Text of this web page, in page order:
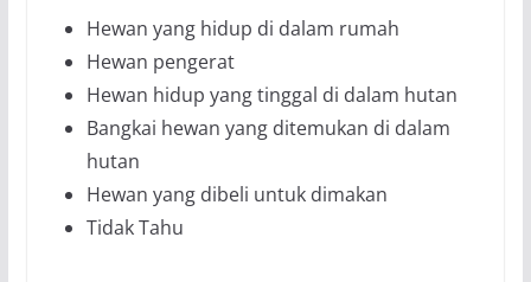
Hewan yang hidup di dalam rumah
Hewan pengerat
Hewan hidup yang tinggal di dalam hutan
Bangkai hewan yang ditemukan di dalam
hutan
Hewan yang dibeli untuk dimakan
Tidak Tahu